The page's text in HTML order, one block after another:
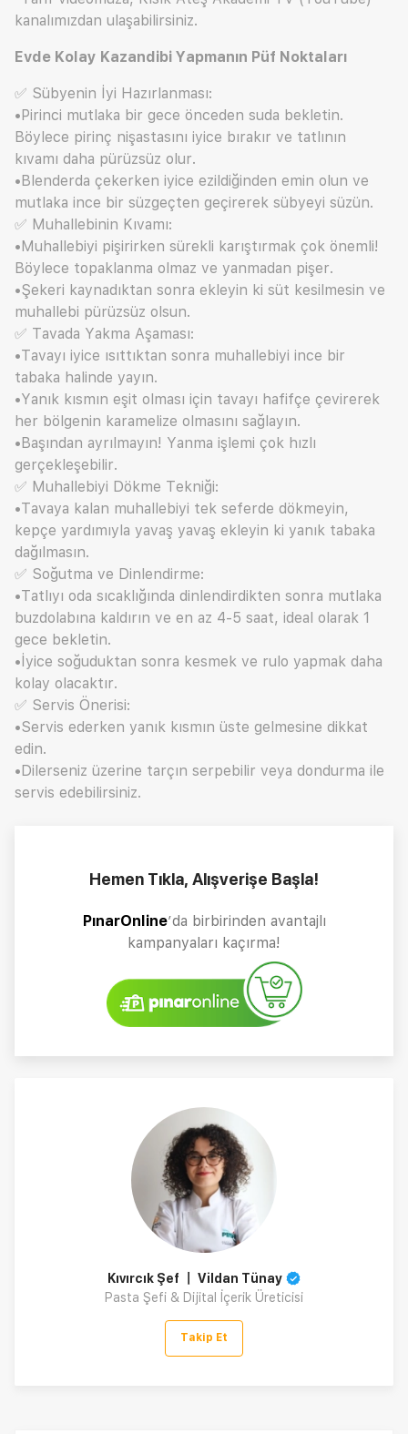
kanalımızdan ulaşabilirsiniz.
Evde Kolay Kazandibi Yapmanın Püf Noktaları
✅ Sübyenin İyi Hazırlanması:
•Pirinci mutlaka bir gece önceden suda bekletin.
Böylece pirinç nişastasını iyice bırakır ve tatlının
kıvamı daha pürüzsüz olur.
•Blenderda çekerken iyice ezildiğinden emin olun ve
mutlaka ince bir süzgeçten geçirerek sübyeyi süzün.
✅ Muhallebinin Kıvamı:
•Muhallebiyi pişirirken sürekli karıştırmak çok önemli!
Böylece topaklanma olmaz ve yanmadan pişer.
•Şekeri kaynadıktan sonra ekleyin ki süt kesilmesin ve
muhallebi pürüzsüz olsun.
✅ Tavada Yakma Aşaması:
•Tavayı iyice ısıttıktan sonra muhallebiyi ince bir
tabaka halinde yayın.
•Yanık kısmın eşit olması için tavayı hafifçe çevirerek
her bölgenin karamelize olmasını sağlayın.
•Başından ayrılmayın! Yanma işlemi çok hızlı
gerçekleşebilir.
✅ Muhallebiyi Dökme Tekniği:
•Tavaya kalan muhallebiyi tek seferde dökmeyin,
kepçe yardımıyla yavaş yavaş ekleyin ki yanık tabaka
dağılmasın.
✅ Soğutma ve Dinlendirme:
•Tatlıyı oda sıcaklığında dinlendirdikten sonra mutlaka
buzdolabına kaldırın ve en az 4-5 saat, ideal olarak 1
gece bekletin.
•İyice soğuduktan sonra kesmek ve rulo yapmak daha
kolay olacaktır.
✅ Servis Önerisi:
•Servis ederken yanık kısmın üste gelmesine dikkat
edin.
•Dilerseniz üzerine tarçın serpebilir veya dondurma ile
servis edebilirsiniz.
Hemen Tıkla, Alışverişe Başla!
PınarOnline’da birbirinden avantajlı
kampanyaları kaçırma!
Kıvırcık Şef 〡 Vildan Tünay
Pasta Şefi & Dijital İçerik Üreticisi
Takip Et